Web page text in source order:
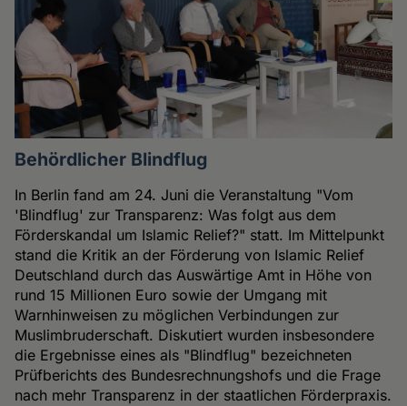
Behördlicher Blindflug
In Berlin fand am 24. Juni die Veranstaltung "Vom
'Blindflug' zur Transparenz: Was folgt aus dem
Förderskandal um Islamic Relief?" statt. Im Mittelpunkt
stand die Kritik an der Förderung von Islamic Relief
Deutschland durch das Auswärtige Amt in Höhe von
rund 15 Millionen Euro sowie der Umgang mit
Warnhinweisen zu möglichen Verbindungen zur
Muslimbruderschaft. Diskutiert wurden insbesondere
die Ergebnisse eines als "Blindflug" bezeichneten
Prüfberichts des Bundesrechnungshofs und die Frage
nach mehr Transparenz in der staatlichen Förderpraxis.